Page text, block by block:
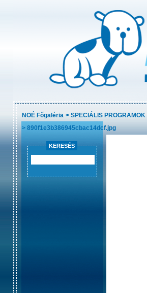
NOÉ Főgaléria >SPECIÁLIS PROGRAMOK
>890f1e3b386945cbac14dcf.jpg
KERESÉS